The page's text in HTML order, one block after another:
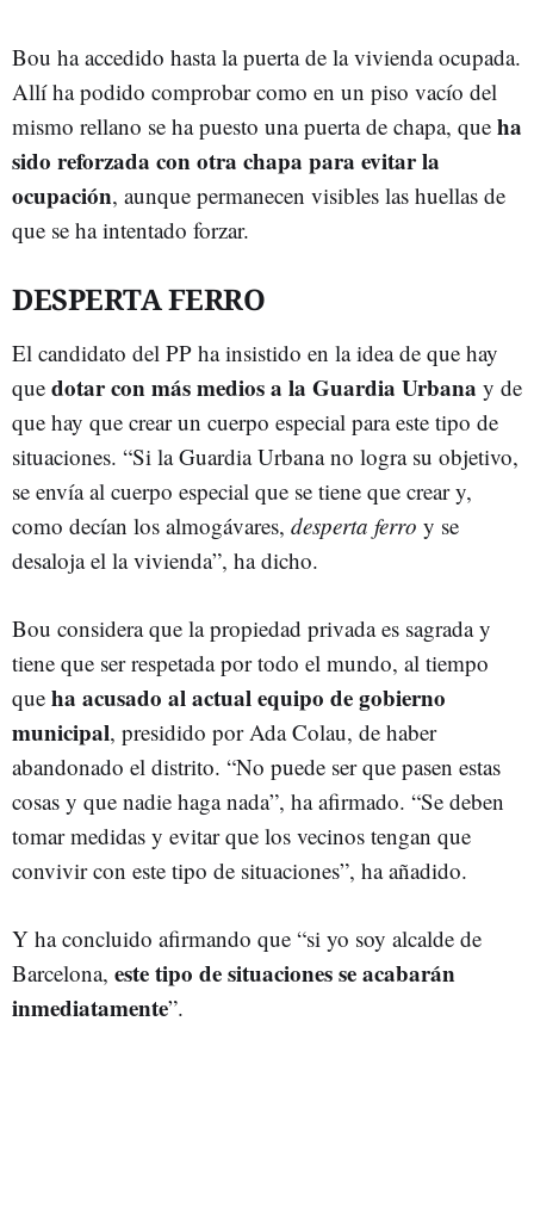
Bou ha accedido hasta la puerta de la vivienda ocupada.
Allí ha podido comprobar como en un piso vacío del
mismo rellano se ha puesto una puerta de chapa, que ha
sido reforzada con otra chapa para evitar la
ocupación, aunque permanecen visibles las huellas de
que se ha intentado forzar.
DESPERTA FERRO
El candidato del PP ha insistido en la idea de que hay
que dotar con más medios a la Guardia Urbana y de
que hay que crear un cuerpo especial para este tipo de
situaciones. “Si la Guardia Urbana no logra su objetivo,
se envía al cuerpo especial que se tiene que crear y,
como decían los almogávares, desperta ferro y se
desaloja el la vivienda”, ha dicho.
Bou considera que la propiedad privada es sagrada y
tiene que ser respetada por todo el mundo, al tiempo
que ha acusado al actual equipo de gobierno
municipal, presidido por Ada Colau, de haber
abandonado el distrito. “No puede ser que pasen estas
cosas y que nadie haga nada”, ha afirmado. “Se deben
tomar medidas y evitar que los vecinos tengan que
convivir con este tipo de situaciones”, ha añadido.
Y ha concluido afirmando que “si yo soy alcalde de
Barcelona, este tipo de situaciones se acabarán
inmediatamente”.